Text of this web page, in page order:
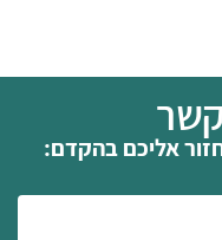
קשר
אליכם בהקדם: